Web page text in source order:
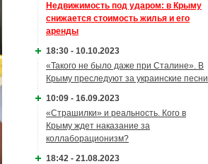
Недвижимость под ударом: в Крыму
снижается стоимость жилья и его
аренды
18:30 - 10.10.2023
«Такого не было даже при Сталине». В
Крыму преследуют за украинские песни
10:09 - 16.09.2023
«Страшилки» и реальность. Кого в
Крыму ждет наказание за
коллаборационизм?
18:42 - 21.08.2023